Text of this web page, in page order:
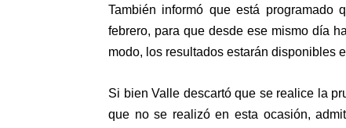
También informó que está
febrero, para que desde ese mismo día
modo, los resultados estarán disponibles
Si bien Valle descartó que se realice la
que no se realizó en esta ocasión,